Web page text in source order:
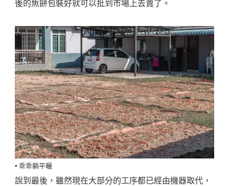
後的魚餅包裝好就可以批到市場上去賣了。
▪️ 乖乖躺平曬
說到最後，雖然現在大部分的工序都已經由機器取代，